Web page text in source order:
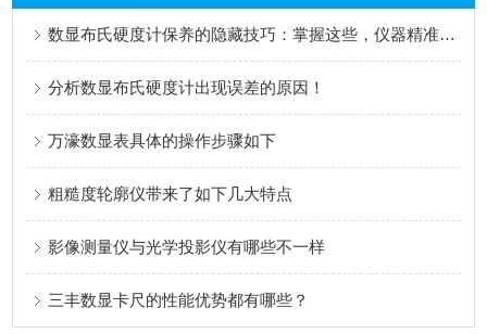
数显布氏硬度计保养的隐藏技巧：掌握这些，仪器精准度与耐用性双在线
分析数显布氏硬度计出现误差的原因！
万濠数显表具体的操作步骤如下
粗糙度轮廓仪带来了如下几大特点
影像测量仪与光学投影仪有哪些不一样
三丰数显卡尺的性能优势都有哪些？